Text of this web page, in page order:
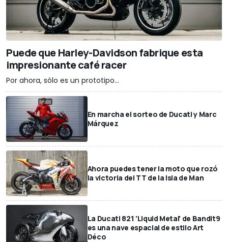
Puede que Harley-Davidson fabrique esta
impresionante café racer
Por ahora, sólo es un prototipo...
En marcha el sorteo de Ducati y Marc
Márquez
Ahora puedes tener la moto que rozó
la victoria del TT de la Isla de Man
La Ducati 821 'Liquid Metal' de Bandit9
es una nave espacial de estilo Art
Déco